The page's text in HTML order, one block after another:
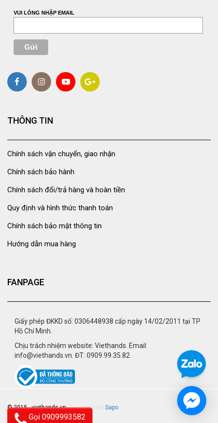
VUI LÒNG NHẬP EMAIL
THÔNG TIN
Chính sách vận chuyển, giao nhận
Chính sách bảo hành
Chính sách đổi/trả hàng và hoàn tiền
Quy định và hình thức thanh toán
Chính sách bảo mật thông tin
Hướng dẫn mua hàng
FANPAGE
Giấy phép ĐKKD số: 0306448938 cấp ngày 14/02/2011 tại TP
Hồ Chí Minh.
Chịu trách nhiệm website: Viethands. Email:
info@viethands.vn. ĐT: 0909.99.35.82
© 2015 - viethands.vn.Cung cấp bởi Sapo
Gọi 0909993582